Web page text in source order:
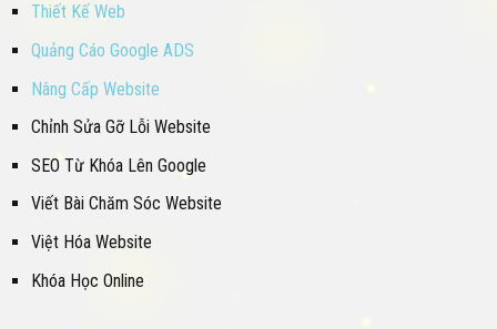
Thiết Kế Web
Quảng Cáo Google ADS
Nâng Cấp Website
Chỉnh Sửa Gỡ Lỗi Website
SEO Từ Khóa Lên Google
Viết Bài Chăm Sóc Website
Việt Hóa Website
Khóa Học Online